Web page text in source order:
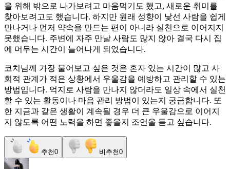
을 위해 밖으로 나가보려고 마음먹기도 했고, 새로운 취미를
찾아보려고도 했습니다. 하지만 원래 성향이 낯선 사람을 쉽게
만나거나 먼저 약속을 만드는 편이 아니라 실천으로 이어지지
못했습니다. 주변에 자주 만날 사람도 많지 않아 결국 다시 집
에 머무는 시간이 늘어나게 되었습니다.
코치님께 가장 물어보고 싶은 것은 혼자 있는 시간이 많고 사
회적 관계가 적은 상황에서 우울감을 예방하고 관리할 수 있는
방법입니다. 억지로 사람을 만나지 않더라도 일상 속에서 실천
할 수 있는 활동이나 마음 관리 방법이 있는지 궁금합니다. 또
한 지금과 같은 생활이 계속될 경우 더 큰 우울감으로 이어지
지 않도록 어떤 노력을 하면 좋을지 조언을 듣고 싶습니다.
추천0 비추천0